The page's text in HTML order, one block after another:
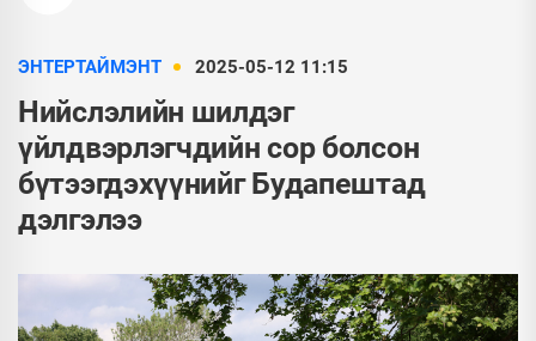
ЭНТЕРТАЙМЭНТ 2025-05-12 11:15
Нийслэлийн шилдэг
үйлдвэрлэгчдийн сор болсон
бүтээгдэхүүнийг Будапештад
дэлгэлээ